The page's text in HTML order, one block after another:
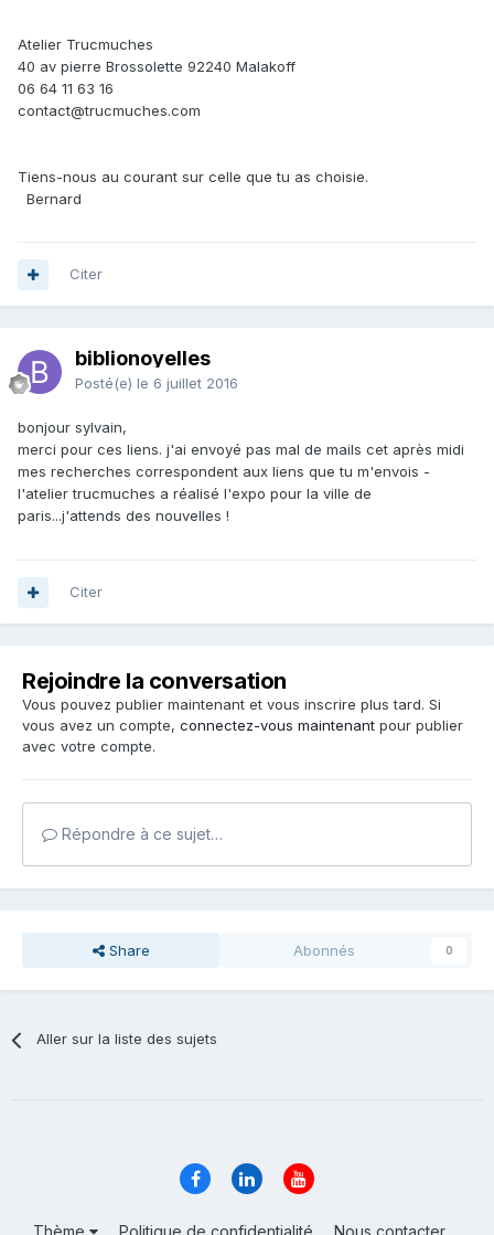
Atelier Trucmuches
40 av pierre Brossolette 92240 Malakoff
06 64 11 63 16
contact@trucmuches.com
Tiens-nous au courant sur celle que tu as choisie.
Bernard
Citer
biblionoyelles
Posté(e) le 6 juillet 2016
bonjour sylvain,
merci pour ces liens. j'ai envoyé pas mal de mails cet après midi
mes recherches correspondent aux liens que tu m'envois -
l'atelier trucmuches a réalisé l'expo pour la ville de
paris...j'attends des nouvelles !
Citer
Rejoindre la conversation
Vous pouvez publier maintenant et vous inscrire plus tard. Si
vous avez un compte, connectez-vous maintenant pour publier
avec votre compte.
Répondre à ce sujet…
Share Abonnés 0
Aller sur la liste des sujets
Thème Politique de confidentialité Nous contacter